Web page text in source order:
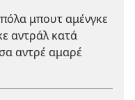
μπουτ αμένγκε
αντράλ κατά
αντρέ αμαρέ